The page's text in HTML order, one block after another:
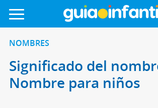
NOMBRES
Significado del
Nombre para niños